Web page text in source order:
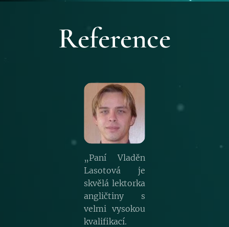
Reference
„Paní Vladěn
Lasotová je
skvělá lektorka
angličtiny s
velmi vysokou
kvalifikací.